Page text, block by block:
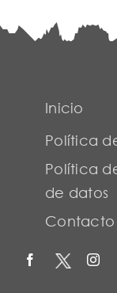
Inicio
Política
Política
de datos
Contacto